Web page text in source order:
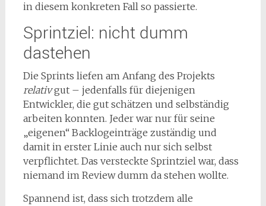
in diesem konkreten Fall so passierte.
Sprintziel: nicht dumm
dastehen
Die Sprints liefen am Anfang des Projekts
relativgut – jedenfalls für diejenigen
Entwickler, die gut schätzen und selbständig
arbeiten konnten. Jeder war nur für seine
„eigenen“ Backlogeinträge zuständig und
damit in erster Linie auch nur sich selbst
verpflichtet. Das versteckte Sprintziel war, dass
niemand im Review dumm da stehen wollte.
Spannend ist, dass sich trotzdem alle